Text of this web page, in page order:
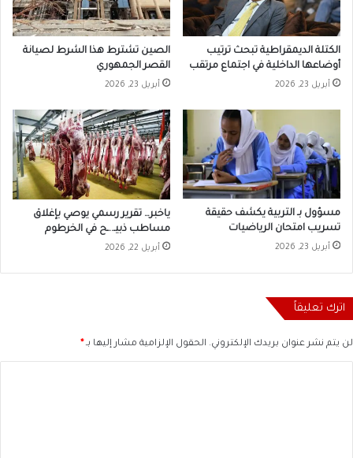
الكتلة الديمقراطية تبحث ترتيب
أوضاعها الداخلية في اجتماع مرتقب
أبريل 23, 2026
الصين تشترط هذا الشرط لصيانة
القصر الجمهوري
أبريل 23, 2026
مسؤول بـ التربية يكشف حقيقة
تسريب امتحان الرياضيات
أبريل 23, 2026
ياخبر… تقرير رسمي يوصي بإغلاق
مساطب ذبيـ..ـح في الخرطوم
أبريل 22, 2026
اترك تعليقاً
لن يتم نشر عنوان بريدك الإلكتروني. الحقول الإلزامية مشار إليها بـ*